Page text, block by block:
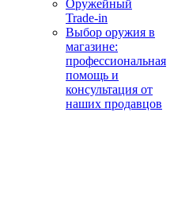
Оружейный
Trade-in
Выбор оружия в
магазине:
профессиональная
помощь и
консультация от
наших продавцов